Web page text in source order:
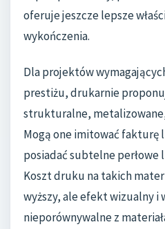
oferuje jeszcze lepsze
wykończenia.
Dla projektów
prestiżu, drukarnie
strukturalne,
Mogą one imitować fakturę
posiadać subtelne perłowe
Koszt druku na takich
wyższy, ale efekt wizualny i
nieporównywalne z